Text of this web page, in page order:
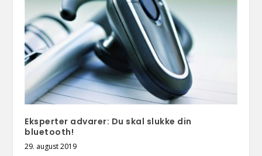
Eksperter advarer: Du skal slukke din
bluetooth!
29. august 2019